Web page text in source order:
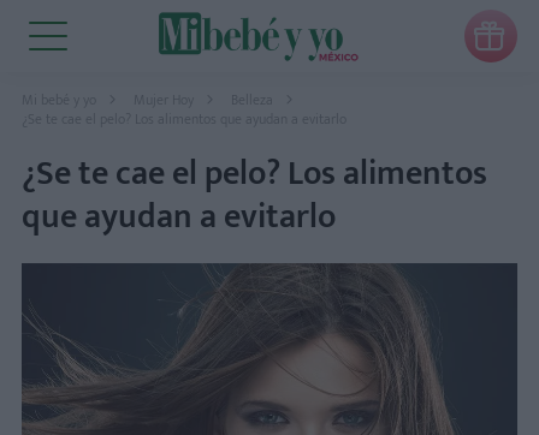

Mi bebé y yo Mujer Hoy
Belleza
¿Se te cae el pelo? Los alimentos que ayudan a evitarlo
¿Se te cae el pelo? Los alimentos
que ayudan a evitarlo